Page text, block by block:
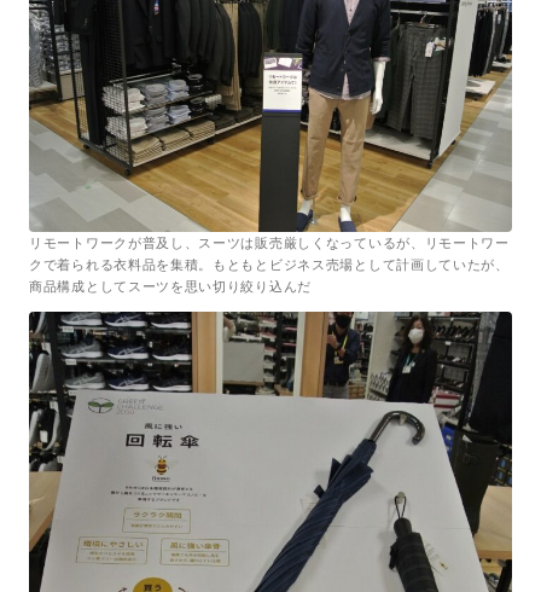
リモートワークが普及し、スーツは販売厳しくなっているが、リモートワー
クで着られる衣料品を集積。もともとビジネス売場として計画していたが、
商品構成としてスーツを思い切り絞り込んだ